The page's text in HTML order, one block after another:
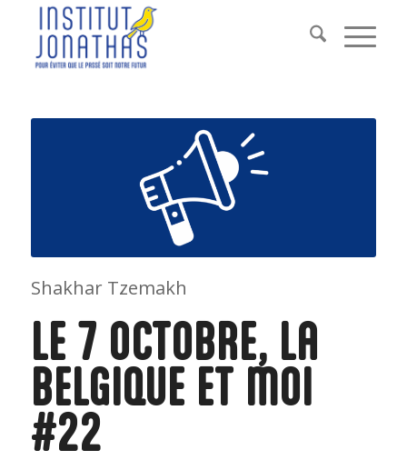
Shakhar Tzemakh
LE 7 OCTOBRE, LA
BELGIQUE ET MOI
#22